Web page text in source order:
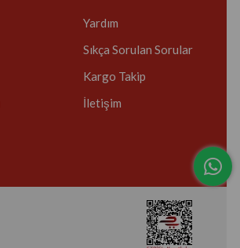
Yardım
Sıkça Sorulan Sorular
Kargo Takip
İletişim